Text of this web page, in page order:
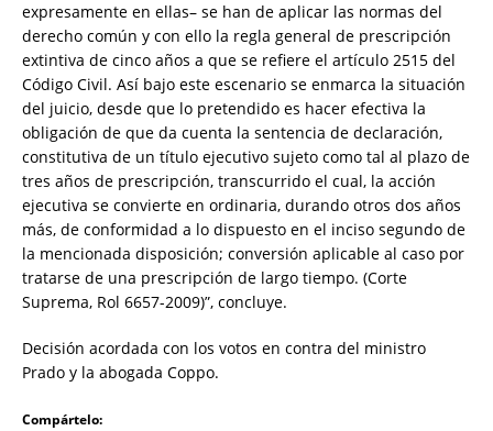
expresamente en ellas– se han de aplicar las normas del
derecho común y con ello la regla general de prescripción
extintiva de cinco años a que se refiere el artículo 2515 del
Código Civil. Así bajo este escenario se enmarca la situación
del juicio, desde que lo pretendido es hacer efectiva la
obligación de que da cuenta la sentencia de declaración,
constitutiva de un título ejecutivo sujeto como tal al plazo de
tres años de prescripción, transcurrido el cual, la acción
ejecutiva se convierte en ordinaria, durando otros dos años
más, de conformidad a lo dispuesto en el inciso segundo de
la mencionada disposición; conversión aplicable al caso por
tratarse de una prescripción de largo tiempo. (Corte
Suprema, Rol 6657-2009)”, concluye.
Decisión acordada con los votos en contra del ministro
Prado y la abogada Coppo.
Compártelo: